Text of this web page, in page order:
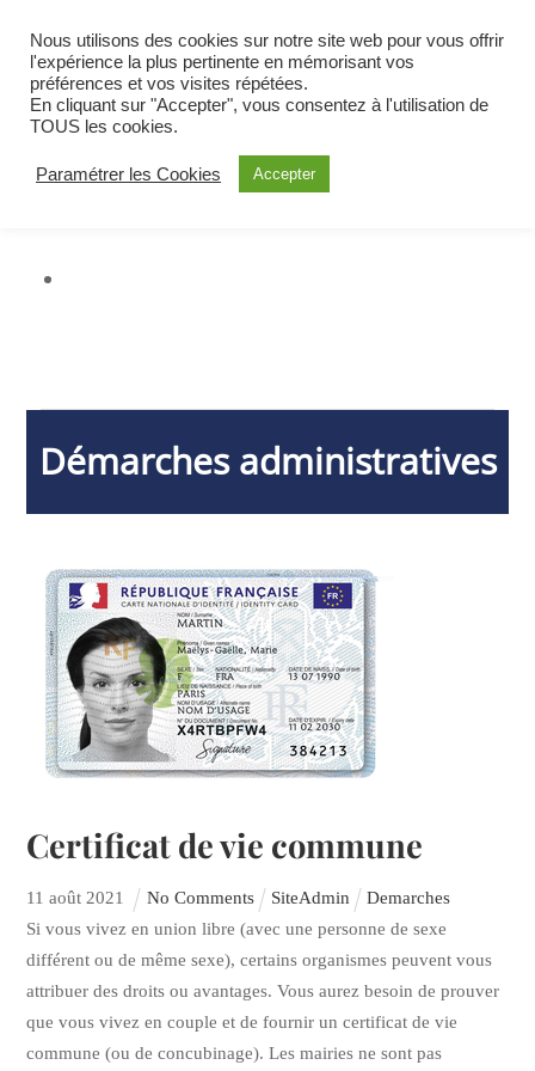
BIENVENUE À OETING
COMMUNE DE MOSELLE EST
ALERTE
Démarches administratives
Certificat de vie commune
11 août 2021 No Comments SiteAdmin
Demarches
Si vous vivez en union libre (avec une personne de sexe
différent ou de même sexe), certains organismes peuvent vous
attribuer des droits ou avantages. Vous aurez besoin de prouver
que vous vivez en couple et de fournir un certificat de vie
commune (ou de concubinage). Les mairies ne sont pas
Nous utilisons des cookies sur notre site web pour vous offrir
l'expérience la plus pertinente en mémorisant vos
préférences et vos visites répétées.
En cliquant sur "Accepter", vous consentez à l'utilisation de
TOUS les cookies.
Paramétrer les Cookies Accepter